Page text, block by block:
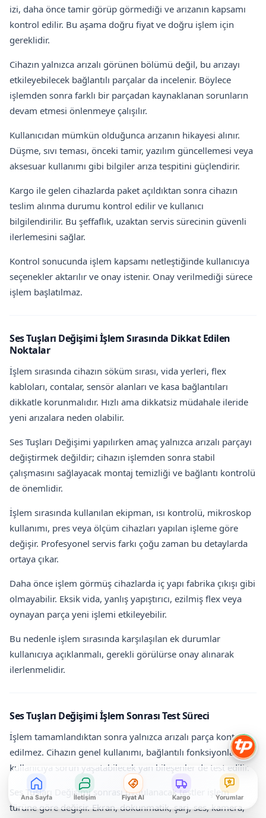
izi, daha önce tamir görüp görmediği ve arızanın kapsamı
kontrol edilir. Bu aşama doğru fiyat ve doğru işlem için
gereklidir.
Cihazın yalnızca arızalı görünen bölümü değil, bu arızayı
etkileyebilecek bağlantılı parçalar da incelenir. Böylece
işlemden sonra farklı bir parçadan kaynaklanan sorunların
devam etmesi önlenmeye çalışılır.
Kullanıcıdan mümkün olduğunca arızanın hikayesi alınır.
Düşme, sıvı teması, önceki tamir, yazılım güncellemesi veya
aksesuar kullanımı gibi bilgiler arıza tespitini güçlendirir.
Kargo ile gelen cihazlarda paket açıldıktan sonra cihazın
teslim alınma durumu kontrol edilir ve kullanıcı
bilgilendirilir. Bu şeffaflık, uzaktan servis sürecinin güvenli
ilerlemesini sağlar.
Kontrol sonucunda işlem kapsamı netleştiğinde kullanıcıya
seçenekler aktarılır ve onay istenir. Onay verilmediği sürece
işlem başlatılmaz.
Ses Tuşları Değişimi İşlem Sırasında Dikkat Edilen
Noktalar
İşlem sırasında cihazın söküm sırası, vida yerleri, flex
kabloları, contalar, sensör alanları ve kasa bağlantıları
dikkatle korunmalıdır. Hızlı ama dikkatsiz müdahale ileride
yeni arızalara neden olabilir.
Ses Tuşları Değişimi yapılırken amaç yalnızca arızalı parçayı
değiştirmek değildir; cihazın işlemden sonra stabil
çalışmasını sağlayacak montaj temizliği ve bağlantı kontrolü
de önemlidir.
İşlem sırasında kullanılan ekipman, ısı kontrolü, mikroskop
kullanımı, pres veya ölçüm cihazları yapılan işleme göre
değişir. Profesyonel servis farkı çoğu zaman bu detaylarda
ortaya çıkar.
Daha önce işlem görmüş cihazlarda iç yapı fabrika çıkışı gibi
olmayabilir. Eksik vida, yanlış yapıştırıcı, ezilmiş flex veya
oynayan parça yeni işlemi etkileyebilir.
Bu nedenle işlem sırasında karşılaşılan ek durumlar
kullanıcıya açıklanmalı, gerekli görülürse onay alınarak
ilerlenmelidir.
Ses Tuşları Değişimi İşlem Sonrası Test Süreci
İşlem tamamlandıktan sonra yalnızca arızalı parça kontrol
edilmez. Cihazın genel kullanımı, bağlantılı fonksiyonları ve
kullanıcıya sorun yaşatabilecek yan bileşenler de test edilir.
Ses Tuşları Değişimi sonrası uygulanacak testler işlem
türüne göre değişir. Ekran, dokunmatik, şarj, ses, kamera,
Ana Sayfa İletişim Fiyat Al Kargo Yorumlar